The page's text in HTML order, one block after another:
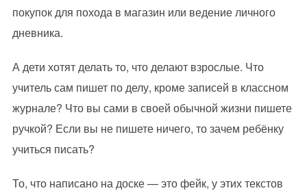
покупок для похода в магазин или ведение личного
дневника.
А дети хотят делать то, что делают взрослые. Что
учитель сам пишет по делу, кроме записей в классном
журнале? Что вы сами в своей обычной жизни пишете
ручкой? Если вы не пишете ничего, то зачем ребёнку
учиться писать?
То, что написано на доске — это фейк, у этих текстов